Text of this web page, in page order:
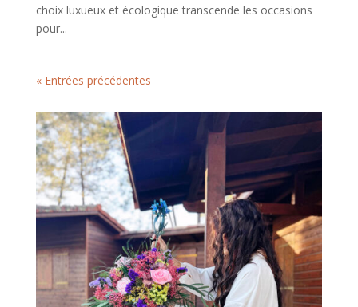
choix luxueux et écologique transcende les occasions
pour...
« Entrées précédentes